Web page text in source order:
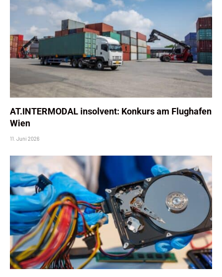
AT.INTERMODAL insolvent: Konkurs am Flughafen
Wien
11. Juni 2026